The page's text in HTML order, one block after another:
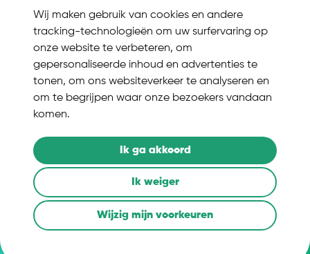
Wij maken gebruik van cookies en andere
tracking-technologieën om uw surfervaring op
onze website te verbeteren, om
gepersonaliseerde inhoud en advertenties te
tonen, om ons websiteverkeer te analyseren en
om te begrijpen waar onze bezoekers vandaan
komen.
Ik ga akkoord
Ik weiger
Wijzig mijn voorkeuren
WEIJDEPOP 2026
Tickets